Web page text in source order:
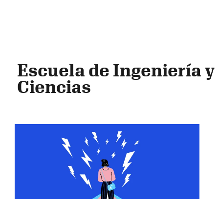
Escuela de Ingeniería y
Ciencias